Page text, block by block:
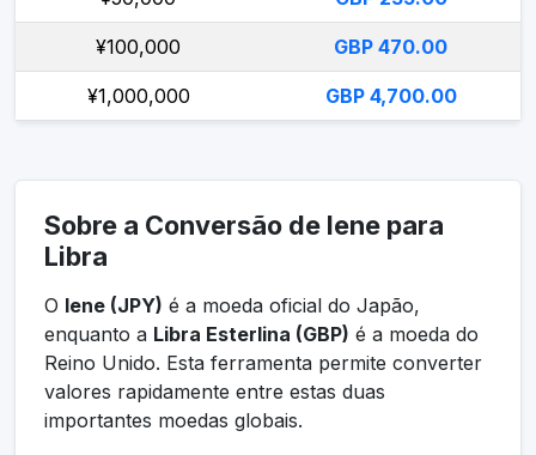
¥100,000 GBP 470.00
¥1,000,000 GBP 4,700.00
Sobre a Conversão de Iene para
Libra
O Iene (JPY) é a moeda oficial do Japão,
enquanto a Libra Esterlina (GBP) é a moeda do
Reino Unido. Esta ferramenta permite converter
valores rapidamente entre estas duas
importantes moedas globais.